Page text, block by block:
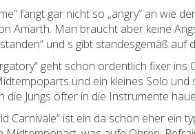
fängt gar nicht so „angry“ an wie
Amarth. Man braucht aber keine
und s gibt standesgemäß auf
geht schon ordentlich fixer
und ein kleines Solo
die Jungs öfter in die Instrumente
Carnivale“ ist ein da schon eher ein